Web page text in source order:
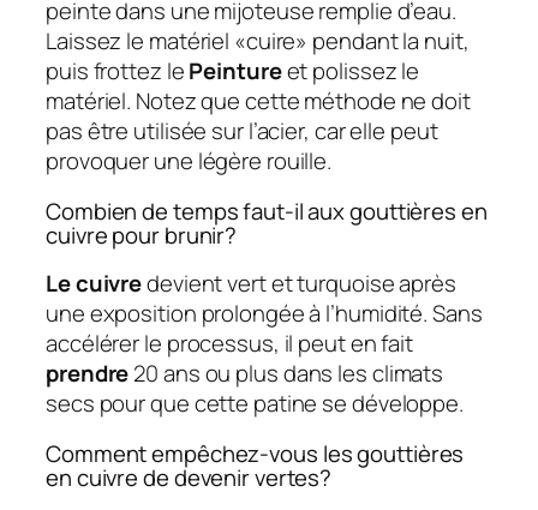
peinte dans une mijoteuse remplie d’eau.
Laissez le matériel «cuire» pendant la nuit,
puis frottez lePeintureet polissez le
matériel. Notez que cette méthode ne doit
pas être utilisée sur l’acier, car elle peut
provoquer une légère rouille.
Combien de temps faut-il aux gouttières en
cuivre pour brunir?
Le cuivredevient vert et turquoise après
une exposition prolongée à l’humidité. Sans
accélérer le processus, il peut en fait
prendre20 ans ou plus dans les climats
secs pour que cette patine se développe.
Comment empêchez-vous les gouttières
en cuivre de devenir vertes?